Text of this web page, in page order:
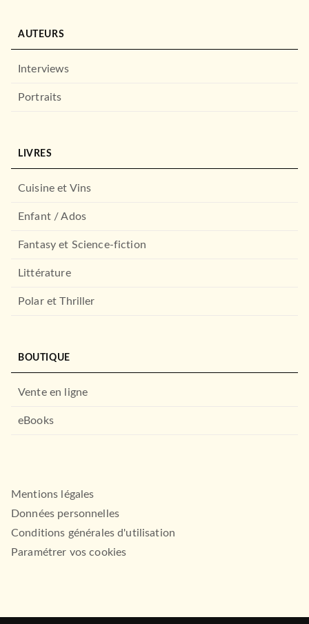
AUTEURS
Interviews
Portraits
LIVRES
Cuisine et Vins
Enfant / Ados
Fantasy et Science-fiction
Littérature
Polar et Thriller
BOUTIQUE
Vente en ligne
eBooks
Mentions légales
Données personnelles
Conditions générales d'utilisation
Paramétrer vos cookies